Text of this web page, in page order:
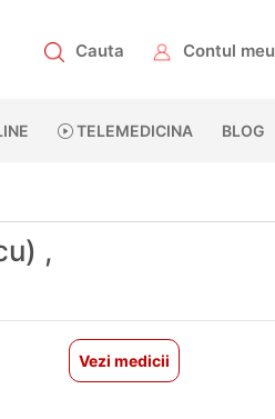
Cauta Contul meu
TELEMEDICINA BLOG
,
Vezi medicii